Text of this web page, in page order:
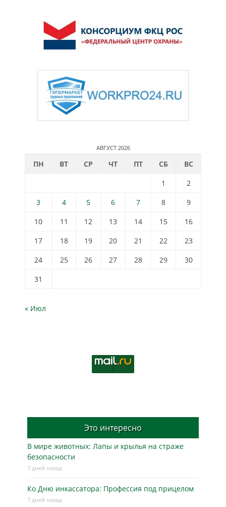
АВГУСТ 2026
ПН ВТ СР ЧТ ПТ СБ
ВС
1
2
3
4 5 6 7 8
9
10
11 12 13 14 15
16
17
18 19 20 21 22
23
24
25 26 27 28 29
30
31
« Июл
Это интересно
В мире животных: Лапы и крылья на страже
безопасности
7 дней назад
Ко Дню инкассатора: Профессия под прицелом
7 дней назад